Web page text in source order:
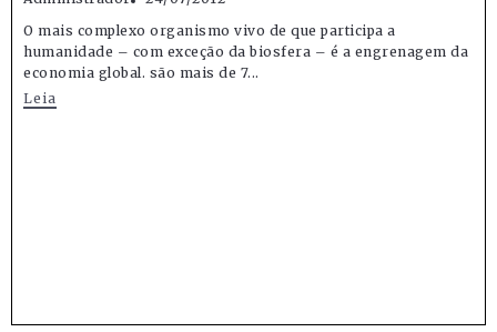
O mais complexo organismo vivo de que participa a
humanidade – com exceção da biosfera – é a engrenagem da
economia global. são mais de 7...
Leia